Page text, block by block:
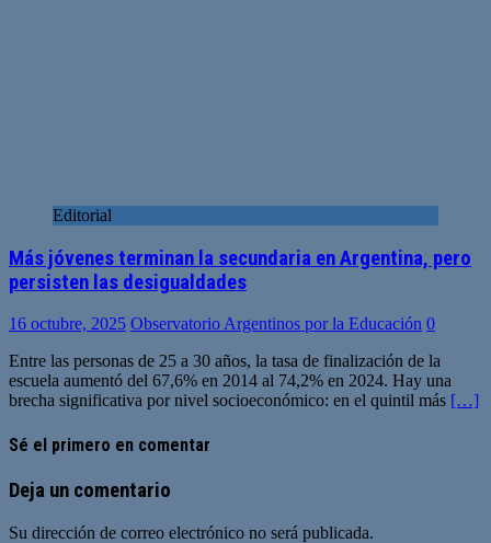
Editorial
Más jóvenes terminan la secundaria en Argentina, pero
persisten las desigualdades
16 octubre, 2025 Observatorio Argentinos por la Educación 0
Entre las personas de 25 a 30 años, la tasa de finalización de la
escuela aumentó del 67,6% en 2014 al 74,2% en 2024. Hay una
brecha significativa por nivel socioeconómico: en el quintil más […]
Sé el primero en comentar
Deja un comentario
Su dirección de correo electrónico no será publicada.